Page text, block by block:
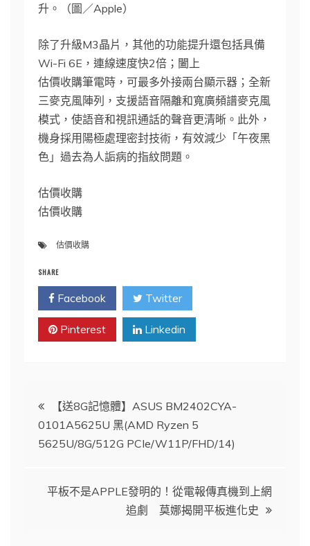
升。（圖／Apple）
除了升級M3晶片，其他的功能提升還包括具備
Wi-Fi 6E，連線速度快2倍；闔上
估價收購筆電時，可最多外接兩台顯示器；全新
三麥克風陣列，支援語音隔離和寬廣頻譜麥克風
模式，使語音和視訊通話的聲音更清晰。此外，
機身採用陽極處理密封技術，有效減少「午夜黑
色」過去為人詬病的指紋問題。
估價收購
估價收購
估價收購
SHARE
Facebook Twitter
Pinterest Linkedin
文
章
【送8G記憶體】ASUS BM2402CYA-
0101A5625U 黑(AMD Ryzen 5
5625U/8G/512G PCIe/W11P/FHD/14)
平板不是APPLE發明的！從電報傳真機到上網
追劇 莫娜揭開平板進化史